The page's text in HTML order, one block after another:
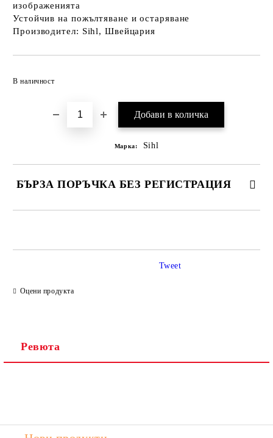
изображенията
Устойчив на пожълтяване и остаряване
Производител: Sihl, Швейцария
В наличност
Марка: Sihl
БЪРЗА ПОРЪЧКА БЕЗ РЕГИСТРАЦИЯ
Оцени продукта
Tweet
Ревюта